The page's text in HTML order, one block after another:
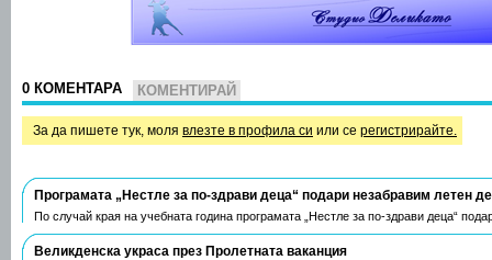
0 КОМЕНТАРА КОМЕНТИРАЙ
За да пишете тук, моля влезте в профила си или се регистрирайте.
Програмата „Нестле за по-здрави деца“ подари незабравим летен
По случай края на учебната година програмата „Нестле за по-здрави деца“
Великденска украса през Пролетната ваканция